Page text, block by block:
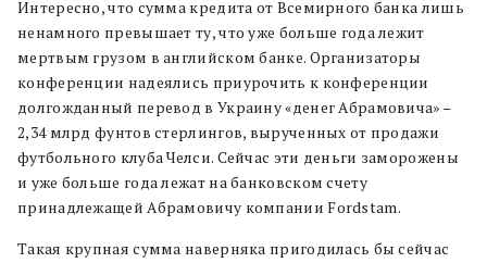
Интересно, что сумма кредита от Всемирного банка лишь
ненамного превышает ту, что уже больше года лежит
мертвым грузом в английском банке. Организаторы
конференции надеялись приурочить к конференции
долгожданный перевод в Украину «денег Абрамовича» –
2,34 млрд фунтов стерлингов, вырученных от продажи
футбольного клуба Челси. Сейчас эти деньги заморожены
и уже больше года лежат на банковском счету
принадлежащей Абрамовичу компании Fordstam.
Такая крупная сумма наверняка пригодилась бы сейчас